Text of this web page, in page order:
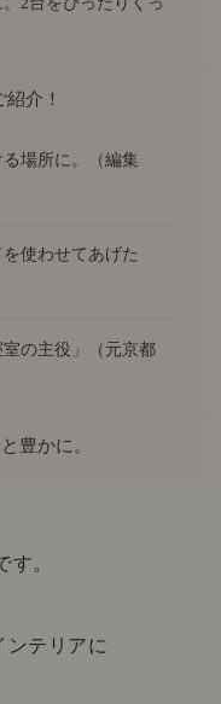
す。
ンテリアに
介！
場所に。（編集
使わせてあげた
の主役」（元京都
豊かに。